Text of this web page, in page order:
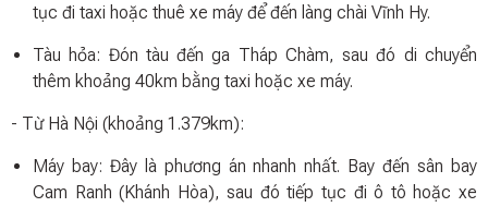
tục đi taxi hoặc thuê xe máy để đến làng chài Vĩnh Hy.
Tàu hỏa: Đón tàu đến ga Tháp Chàm, sau đó di chuyển
thêm khoảng 40km bằng taxi hoặc xe máy.
- Từ Hà Nội (khoảng 1.379km):
Máy bay: Đây là phương án nhanh nhất. Bay đến sân bay
Cam Ranh (Khánh Hòa), sau đó tiếp tục đi ô tô hoặc xe